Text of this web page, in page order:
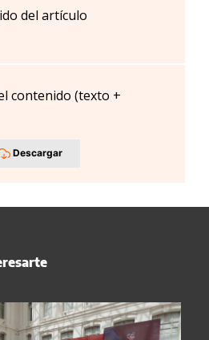
del artículo
contenido (texto +
Descargar